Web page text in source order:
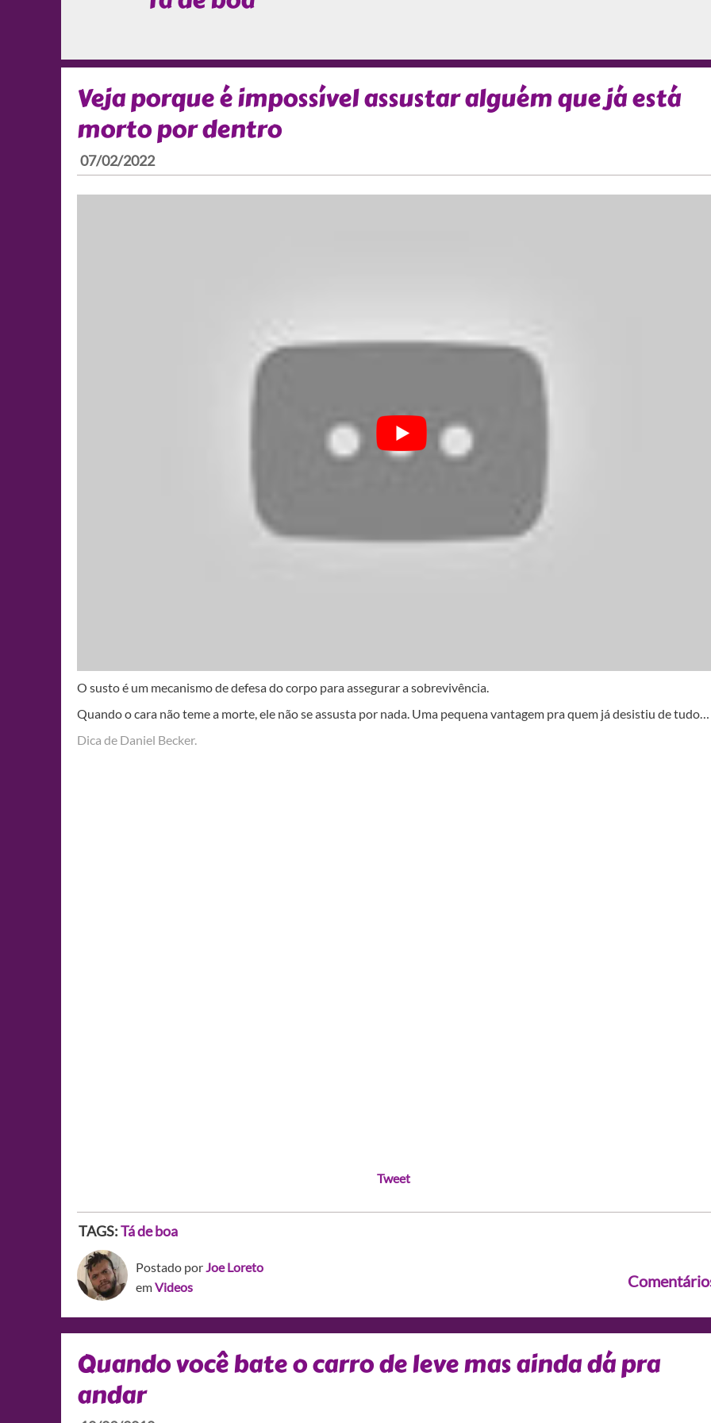
Veja porque é impossível assustar alguém que já está
morto por dentro
07/02/2022
O susto é um mecanismo de defesa do corpo para assegurar a sobrevivência.
Quando o cara não teme a morte, ele não se assusta por nada. Uma pequena vantagem pra quem já desistiu de tudo…
Dica de Daniel Becker.
Tweet
TAGS:Tá de boa
Postado porJoe Loreto
emVideos
Quando você bate o carro de leve mas ainda dá pra
andar